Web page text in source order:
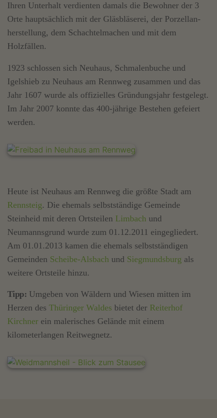
Ihren Unterhalt verdienten damals die Bewohner der 3
Orte hauptsächlich mit der Gläsbläserei, der Porzellan-
herstellung, dem Schachtelmachen und mit dem
Holzfällen.
1923 schlossen sich Neuhaus, Schmalenbuche und
Igelshieb zu Neuhaus am Rennweg zusammen und das
Jahr 1607 wurde als offizielles Gründungsjahr festgelegt.
Im Jahr 2007 konnte das 400-jährige Bestehen gefeiert
werden.
Heute ist Neuhaus am Rennweg die größte Stadt am
Rennsteig. Die ehemals selbstständige Gemeinde
Steinheid mit deren Ortsteilen Limbach und
Neumannsgrund wurde zum 01.12.2011 eingegliedert.
Am 01.01.2013 kamen die ehemals selbstständigen
Gemeinden Scheibe-Alsbach und Siegmundsburg als
weitere Ortsteile hinzu.
Tipp: Umgeben von Wäldern und Wiesen mitten im
Herzen des Thüringer Waldes bietet der Reiterhof
Kirchner ein malerisches Gelände mit einem
kilometerlangen Reitwegnetz.